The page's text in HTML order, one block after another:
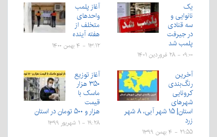
یک
نانوایی و
سه قنادی
در جیرفت
پلمب شد
۰۹:۰۰ - ۲۸ فروردین ۱۴۰۱
آغاز پلمب‌
واحدهای
متخلف از
هفته آینده
۱۳:۱۲ - ۴ بهمن ۱۴۰۰
آخرین
رنگ‌بندی
کرونایی
شهر‌های
استان| ۱۵ شهر آبی، ۸ شهر
زرد
۲۱:۵۵ - ۴ بهمن ۱۳۹۹
آغاز توزیع
۳۵۰ هزار
ماسک با
قیمت
هزار و ۵۰۰ تومان در استان
۱۹:۲۸ - ۱ شهریور ۱۳۹۹